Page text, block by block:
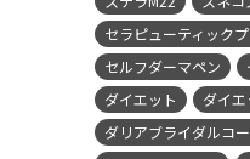
セラピューティック
セルフダーマペン
ダイエット
ダイ
ダリアブライダルコ